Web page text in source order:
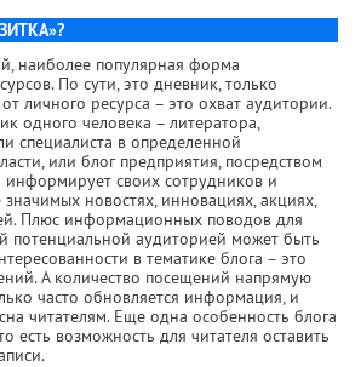
наиболее популярная форма
По сути, это дневник, только
личного ресурса – это охват аудитории.
одного человека – литератора,
специалиста в определенной
или блог предприятия, посредством
информирует своих сотрудников и
новостях, инновациях, акциях,
Плюс информационных поводов для
потенциальной аудиторией может быть
в тематике блога – это
А количество посещений напрямую
часто обновляется информация, и
читателям. Еще одна особенность блога
есть возможность для читателя оставить